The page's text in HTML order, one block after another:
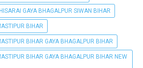
GAYA BHAGALPUR SIWAN BIHAR
BIHAR
BIHAR GAYA BHAGALPUR BIHAR
BIHAR GAYA BHAGALPUR BIHAR NEW